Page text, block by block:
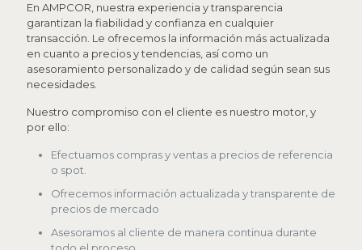
En AMPCOR, nuestra experiencia y transparencia
garantizan la fiabilidad y confianza en cualquier
transacción. Le ofrecemos la información más actualizada
en cuanto a precios y tendencias, así como un
asesoramiento personalizado y de calidad según sean sus
necesidades.
Nuestro compromiso con el cliente es nuestro motor, y
por ello:
Efectuamos compras y ventas a precios de referencia
o spot.
Ofrecemos información actualizada y transparente de
precios de mercado
Asesoramos al cliente de manera continua durante